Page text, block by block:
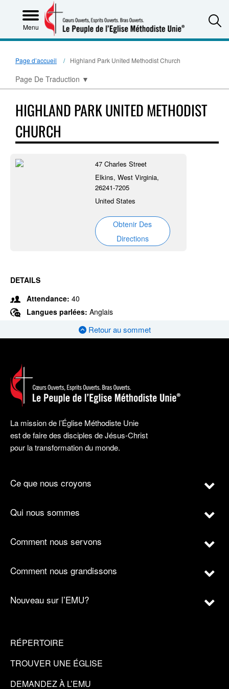
Menu
Page d’accueil Highland Park United Methodist Church
Page De Traduction ▼
HIGHLAND PARK UNITED METHODIST
CHURCH
47 Charles Street
Elkins, West Virginia,
26241-7205
United States
Obtenir Des
Directions
DETAILS
Attendance: 40
Langues parlées: Anglais
Retour au sommet
La mission de l’Église Méthodiste Unie
est de faire des disciples de Jésus-Christ
pour la transformation du monde.
Ce que nous croyons
Qui nous sommes
Comment nous servons
Comment nous grandissons
Nouveau sur l’EMU?
RÉPERTOIRE
TROUVER UNE ÉGLISE
DEMANDEZ À L’EMU